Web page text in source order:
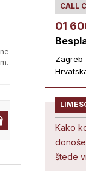
CALL
01
Zagreb
Kako
štede